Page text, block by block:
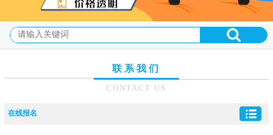
联系我们
CONTACT US
在线报名